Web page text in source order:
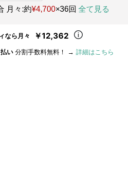
月々:約¥4,700×36回 全て見る
なら月々 ￥12,362
い 分割手数料無料！ → 詳細はこちら